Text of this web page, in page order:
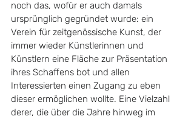
noch das, wofür er auch damals
ursprünglich gegründet wurde: ein
Verein für zeitgenössische Kunst, der
immer wieder Künstlerinnen und
Künstlern eine Fläche zur Präsentation
ihres Schaffens bot und allen
Interessierten einen Zugang zu eben
dieser ermöglichen wollte. Eine Vielzahl
derer, die über die Jahre hinweg im